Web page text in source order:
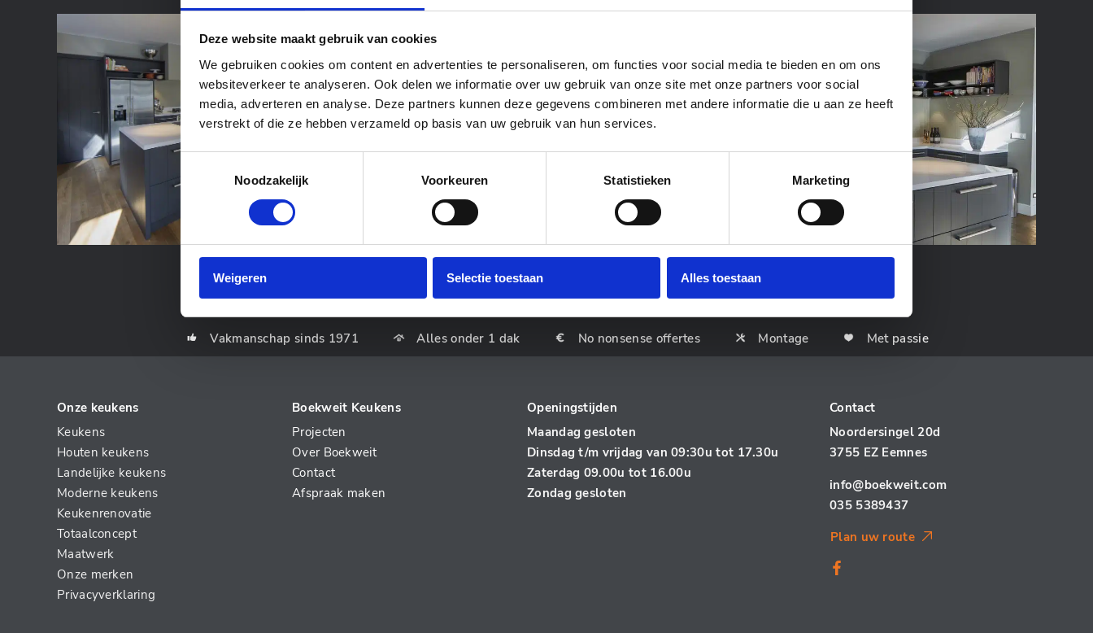
Deze website maakt gebruik van cookies
We gebruiken cookies om content en advertenties te personaliseren, om functies voor social media te bieden en om ons
websiteverkeer te analyseren. Ook delen we informatie over uw gebruik van onze site met onze partners voor social
media, adverteren en analyse. Deze partners kunnen deze gegevens combineren met andere informatie die u aan ze heeft
verstrekt of die ze hebben verzameld op basis van uw gebruik van hun services.
Noodzakelijk
Voorkeuren Statistieken Marketing
Weigeren Selectie toestaan Alles toestaan
Vakmanschap sinds 1971 Alles onder 1 dak No nonsense offertes Montage Met passie
Onze keukens
Keukens
Houten keukens
Landelijke keukens
Moderne keukens
Keukenrenovatie
Totaalconcept
Maatwerk
Onze merken
Privacyverklaring
Boekweit Keukens
Projecten
Over Boekweit
Contact
Afspraak maken
Openingstijden
Maandag gesloten
Dinsdag t/m vrijdag van 09:30u tot 17.30u
Zaterdag 09.00u tot 16.00u
Zondag gesloten
Contact
Noordersingel 20d
3755 EZ Eemnes
info@boekweit.com
035 5389437
Plan uw route